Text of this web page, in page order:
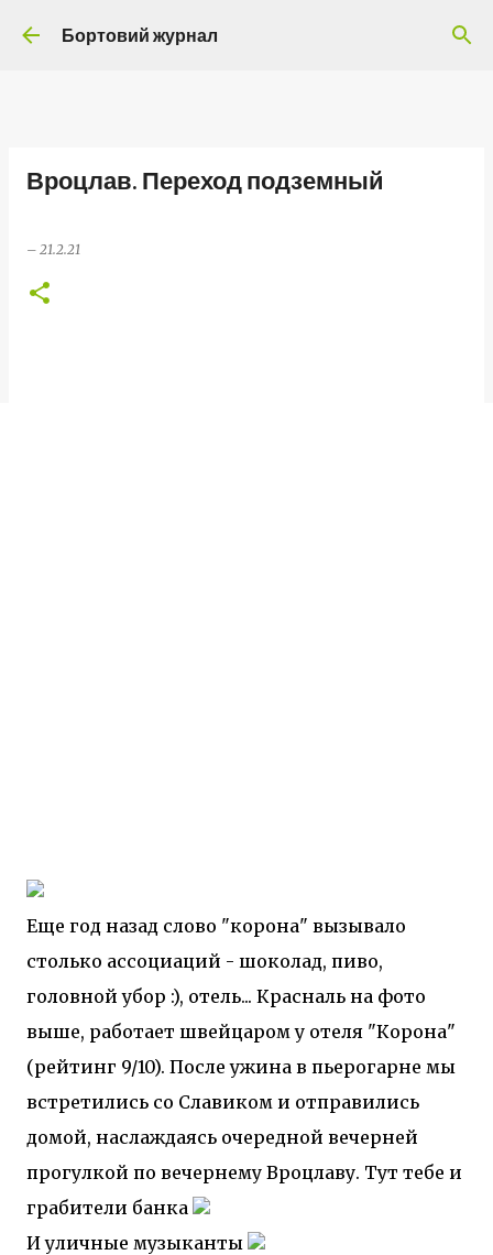
Перейти до основного вмісту
Бортовий журнал
Вроцлав. Переход подземный
– 21.2.21
Еще год назад слово "корона" вызывало
столько ассоциаций - шоколад, пиво,
головной убор :), отель... Красналь на фото
выше, работает швейцаром у отеля "Корона"
(рейтинг 9/10). После ужина в пьерогарне мы
встретились со Славиком и отправились
домой, наслаждаясь очередной вечерней
прогулкой по вечернему Вроцлаву. Тут тебе и
грабители банка
И уличные музыканты